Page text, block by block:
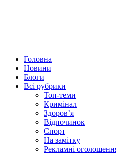
Головна
Новини
Блоги
Всі рубрики
Топ-теми
Кримінал
Здоров’я
Відпочинок
Спорт
На замітку
Рекламні